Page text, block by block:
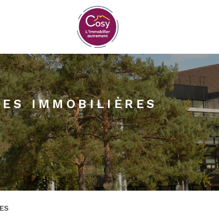
IMMOBILIÈRES